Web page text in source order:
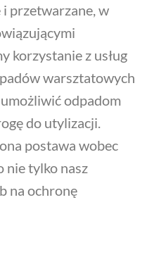
przetwarzane, w
korzystanie z usług
warsztatowych
odpadom
do utylizacji.
postawa wobec
nie tylko nasz
na ochronę